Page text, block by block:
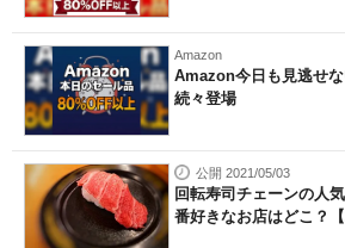
Amazon
Amazon今日も見逃せ
続々登場
公開 2021/05/03
回転寿司チェーンの人
番好きなお店はどこ？